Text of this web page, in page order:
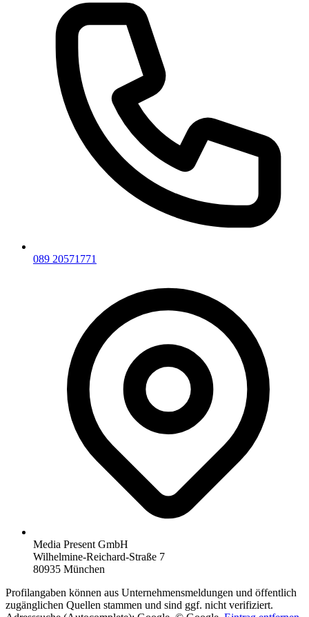
089 20571771
Media Present GmbH
Wilhelmine-Reichard-Straße 7
80935 München
Profilangaben können aus Unternehmensmeldungen und öffentlich
zugänglichen Quellen stammen und sind ggf. nicht verifiziert.